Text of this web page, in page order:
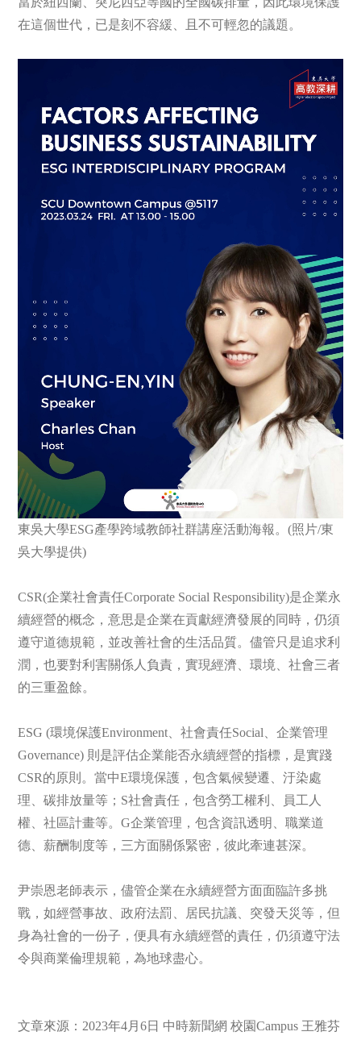
在這個世代，已是刻不容緩、且不可輕忽的議題。
東吳大學ESG產學跨域教師社群講座活動海報。(照片/東
吳大學提供)
CSR(企業社會責任Corporate Social Responsibility)是企業永
續經營的概念，意思是企業在貢獻經濟發展的同時，仍須
遵守道德規範，並改善社會的生活品質。儘管只是追求利
潤，也要對利害關係人負責，實現經濟、環境、社會三者
的三重盈餘。
ESG (環境保護Environment、社會責任Social、企業管理
Governance) 則是評估企業能否永續經營的指標，是實踐
CSR的原則。當中E環境保護，包含氣候變遷、汙染處
理、碳排放量等；S社會責任，包含勞工權利、員工人
權、社區計畫等。G企業管理，包含資訊透明、職業道
德、薪酬制度等，三方面關係緊密，彼此牽連甚深。
尹崇恩老師表示，儘管企業在永續經營方面面臨許多挑
戰，如經營事故、政府法罰、居民抗議、突發天災等，但
身為社會的一份子，便具有永續經營的責任，仍須遵守法
令與商業倫理規範，為地球盡心。
文章來源：2023年4月6日 中時新聞網 校園Campus 王雅芬